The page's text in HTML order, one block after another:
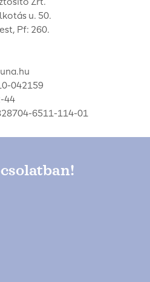
u. 50.
Pf: 260.
042159
44
6511-114-01